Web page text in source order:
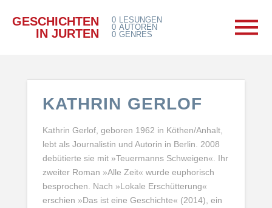
GESCHICHTEN
IN JURTEN
0
0
0
LESUNGEN
AUTOREN
GENRES
KATHRIN GERLOF
Kathrin Gerlof, geboren 1962 in Köthen/Anhalt,
lebt als Journalistin und Autorin in Berlin. 2008
debütierte sie mit »Teuermanns Schweigen«. Ihr
zweiter Roman »Alle Zeit« wurde euphorisch
besprochen. Nach »Lokale Erschütterung«
erschien »Das ist eine Geschichte« (2014), ein